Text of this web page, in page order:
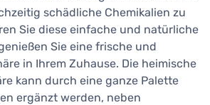
schädliche Chemikalien zu
Sie diese einfache und natürliche
Sie eine frische und
in Ihrem Zuhause. Die heimische
kann durch eine ganze Palette
ergänzt werden, neben